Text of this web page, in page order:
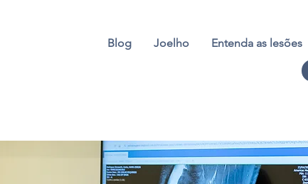
Blog Joelho Entenda as lesões